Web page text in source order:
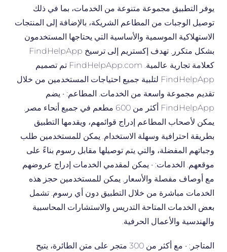
يوفر التطبيق مجموعة متنوعة من الخدمات، بما في ذلك
توصيل الوجبات من المطاعم الشريكة، بالإضافة إلى المنتجات
الاستهلاكية الموسمية والأساسية التي يحتاجها المستخدمون
بشكل متكرر. تهدف إكستريم إلى ترسيخ FindHelpApp
كعلامة تجارية عالمية. FindHelpApp.com تم تصميم
FindHelpApp لتلبية جميع احتياجات المستخدمين من خلال
تقديم مجموعة واسعة من الخدمات. المطاعم: • يضم
FindHelpApp أكثر من 600 مطعم في جميع أنحاء مصر.
يمكن لأصحاب المطاعم إدراج قوائمهم، ويقدمها التطبيق
بطريقة احترافية وسهلة الاستخدام. يمكن للمستخدمين طلب
وجباتهم المفضلة، والتي يتم توصيلها مقابل رسوم بناءً على
موقعهم. الخدمات: • يمكن لمقدمي الخدمات إدراج عروضهم
مع أوصاف مفصلة والأسعار. يمكن للمستخدمين حجز هذه
الخدمات مباشرة من خلال التطبيق دون أي رسوم. تشمل
بعض الخدمات المتاحة التدريس والاستشارات المحاسبية
والهندسية والأعمال الحرفية.
المتاجر: • مع أكثر من 300 متجر على متن الطائرة، يتيح